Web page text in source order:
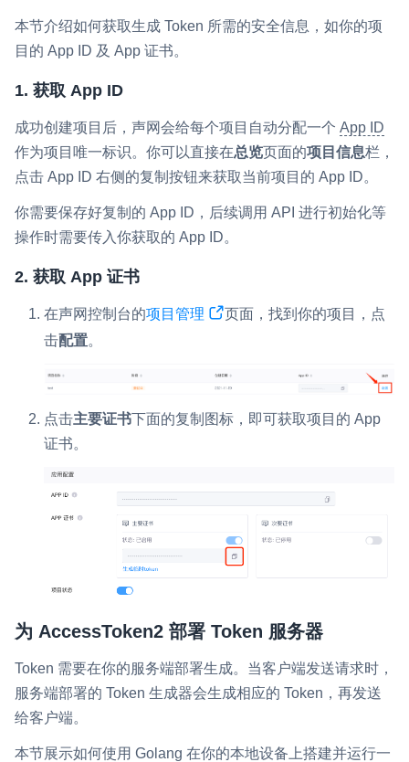
灵动会议 NEW
低代码集成、灵活定制、超低延时的音视频会议
本节介绍如何获取生成 Token 所需的安全信息，如你的项
目的 App ID 及 App 证书。
1. 获取 App ID
成功创建项目后，声网会给每个项目自动分配一个 App ID
作为项目唯一标识。你可以直接在总览页面的项目信息栏，
点击 App ID 右侧的复制按钮来获取当前项目的 App ID。
你需要保存好复制的 App ID，后续调用 API 进行初始化等
操作时需要传入你获取的 App ID。
2. 获取 App 证书
在声网控制台的项目管理
页面，找到你的项目，点
击配置。
点击主要证书 下面的复制图标，即可获取项目的 App
证书。
为 AccessToken2 部署 Token 服务器
Token 需要在你的服务端部署生成。当客户端发送请求时，
服务端部署的 Token 生成器会生成相应的 Token，再发送
给客户端。
本节展示如何使用 Golang 在你的本地设备上搭建并运行一